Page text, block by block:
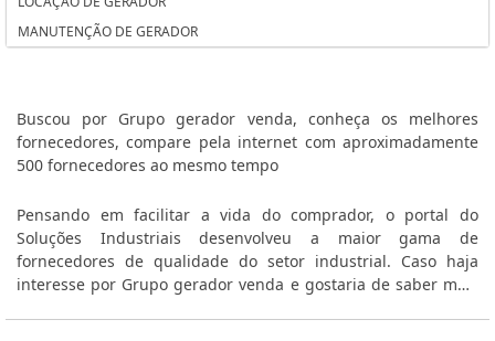
GERADOR DE ENERGIA PORTÁTIL A GASOLINA HONDA
GERADOR DE ENERGIA PORTÁTIL A DIESEL
GERADOR DE ENERGIA PARTIDA ELÉTRICA
GERADOR DE ENERGIA PARA RESTAURANTE
GERADOR DE ENERGIA PARA LOCAÇÃO SÃO PAULO
GERADOR DE ENERGIA PARA HOSPITAL
GERADOR DE ENERGIA PARA HOSPITAL SP
GERADOR DE ENERGIA PARA EVENTOS SP
MANUTENÇÃO DE GERADOR
Buscou por Grupo gerador venda, conheça os melhores
fornecedores, compare pela internet com aproximadamente
500 fornecedores ao mesmo tempo
Pensando em facilitar a vida do comprador, o portal do
Soluções Industriais desenvolveu a maior gama de
fornecedores de qualidade do setor industrial. Caso haja
interesse por Grupo gerador venda e gostaria de saber mais